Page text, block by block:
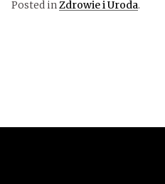
Posted inZdrowie i Uroda.